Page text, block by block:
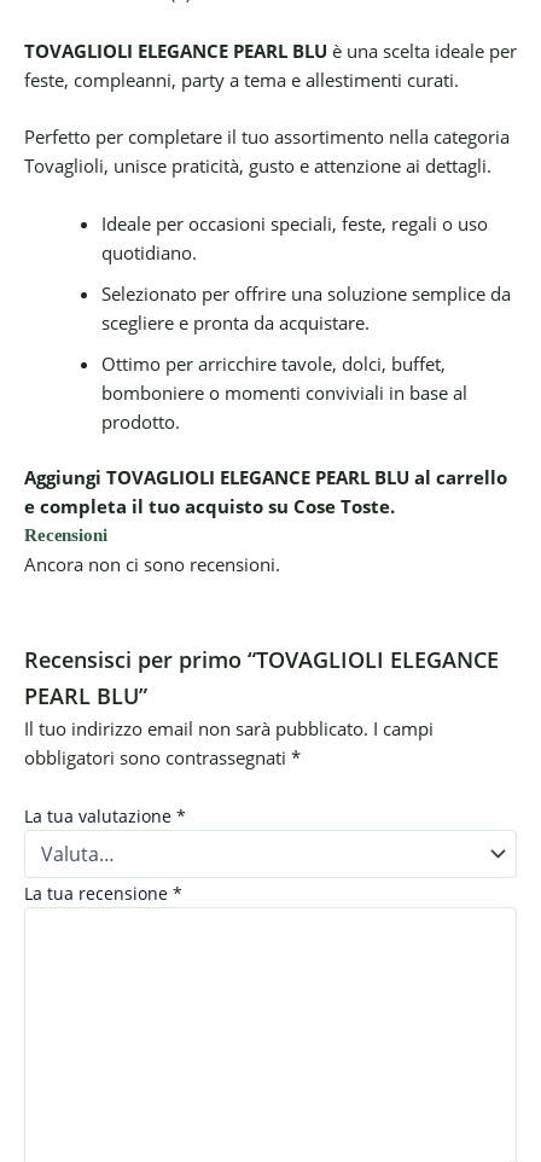
TOVAGLIOLI ELEGANCE PEARL BLU è una scelta ideale per
feste, compleanni, party a tema e allestimenti curati.
Perfetto per completare il tuo assortimento nella categoria
Tovaglioli, unisce praticità, gusto e attenzione ai dettagli.
Ideale per occasioni speciali, feste, regali o uso
quotidiano.
Selezionato per offrire una soluzione semplice da
scegliere e pronta da acquistare.
Ottimo per arricchire tavole, dolci, buffet,
bomboniere o momenti conviviali in base al
prodotto.
Aggiungi TOVAGLIOLI ELEGANCE PEARL BLU al carrello
e completa il tuo acquisto su Cose Toste.
Recensioni
Ancora non ci sono recensioni.
Recensisci per primo “TOVAGLIOLI ELEGANCE
PEARL BLU”
Il tuo indirizzo email non sarà pubblicato. I campi
obbligatori sono contrassegnati *
La tua valutazione *
La tua recensione *